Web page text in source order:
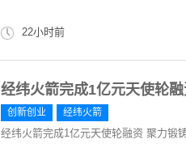
22小时前
经纬火箭完成1亿元天使轮
创新创业 经纬火箭
经纬火箭完成1亿元天使轮融资 聚力锻